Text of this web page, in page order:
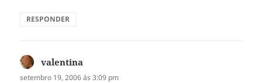
RESPONDER
valentina
setembro 19, 2006 às 3:09 pm